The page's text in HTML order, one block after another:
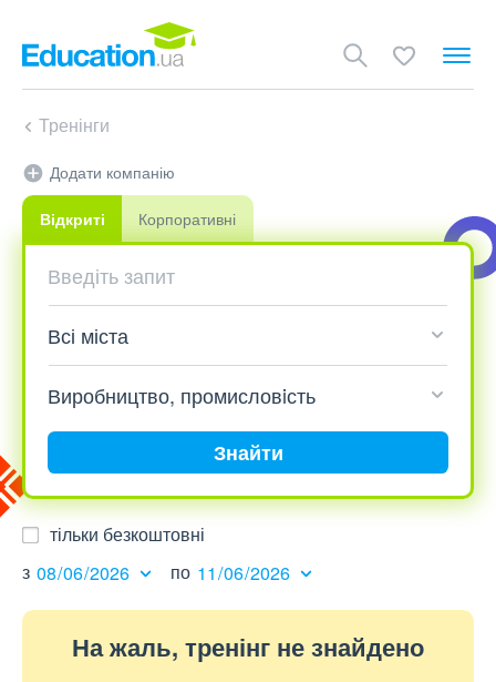
Тренінги
Відкриті Корпоративні
Додати компанію
Знайти
тільки безкоштовні
з
по
На жаль, тренінг не знайдено